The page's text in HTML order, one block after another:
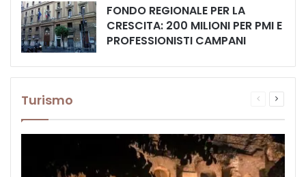
FONDO REGIONALE PER LA
CRESCITA: 200 MILIONI PER PMI E
PROFESSIONISTI CAMPANI
Turismo
Pagina